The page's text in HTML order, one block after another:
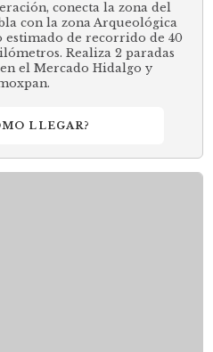
conecta la zona del
con la zona Arqueológica
de recorrido de 40
Realiza 2 paradas
el Mercado Hidalgo y
LLEGAR?